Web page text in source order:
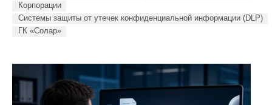
Корпорации
Системы защиты от утечек конфиденциальной информации (DLP)
ГК «Солар»